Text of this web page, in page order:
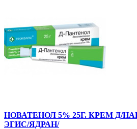
НОВАТЕНОЛ 5% 25Г. КРЕМ Д/
ЭГИС/ЯДРАН/